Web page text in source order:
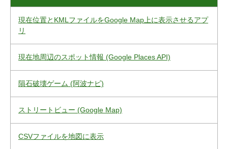
現在位置とKMLファイルをGoogle Map上に表示させるアプ
リ
現在地周辺のスポット情報 (Google Places API)
隕石破壊ゲーム (阿波ナビ)
ストリートビュー (Google Map)
CSVファイルを地図に表示